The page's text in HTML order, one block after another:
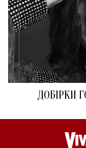
ДОБІРКИ